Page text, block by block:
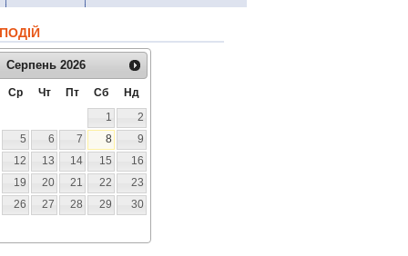
Серпень 2026
Ср Чт Пт Сб
Нд
1
2
5 6 7 8
9
12 13 14 15
16
19 20 21 22
23
26 27 28 29
30